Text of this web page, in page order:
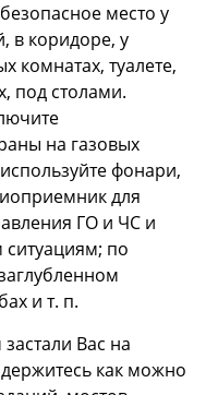
место у
в коридоре, у
комнатах, туалете,
под столами.
на газовых
фонари,
для
ГО и ЧС и
по
и т. п.
Вас на
как можно